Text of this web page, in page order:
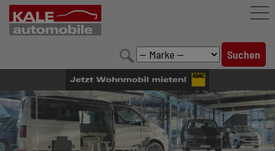
FAHRZEUGBESTAND
LEISTUNGEN
KONFIGURATOR